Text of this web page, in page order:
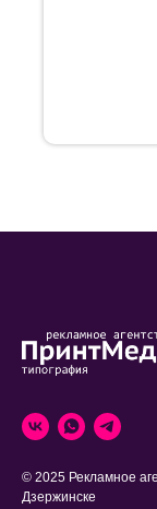
© 2025 Рекламное
Дзержинске